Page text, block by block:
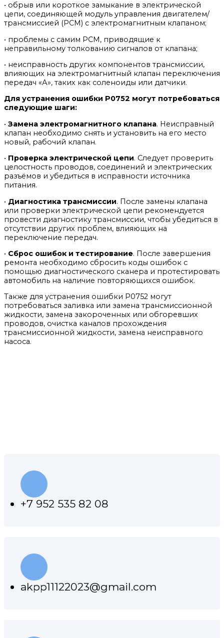
• обрыв или короткое замыкание в электрической
цепи, соединяющей модуль управления двигателем/
трансмиссией (PCM) с электромагнитным клапаном;
• проблемы с самим PCM, приводящие к
неправильному толкованию сигналов от клапана;
• неисправность других компонентов трансмиссии,
влияющих на электромагнитный клапан переключения
передач «А», таких как соленоиды или датчики.
Для устранения ошибки P0752 могут потребоваться
следующие шаги:
• Замена электромагнитного клапана. Неисправный
клапан необходимо снять и установить на его место
новый, рабочий клапан.
• Проверка электрической цепи. Следует проверить
целостность проводов, соединений и электрических
разъёмов и убедиться в исправности источника
питания.
• Диагностика трансмиссии. После замены клапана
или проверки электрической цепи рекомендуется
провести диагностику трансмиссии, чтобы убедиться в
отсутствии других проблем, влияющих на
переключение передач.
• Сброс ошибок и тестирование. После завершения
ремонта необходимо сбросить коды ошибок с
помощью диагностического сканера и протестировать
автомобиль на наличие повторяющихся ошибок.
Также для устранения ошибки P0752 могут
потребоваться заливка или замена трансмиссионной
жидкости, замена закороченных или обгоревших
проводов, очистка каналов прохождения
трансмиссионной жидкости, замена неисправного
насоса.
+7 952 535 82 08
akpp11122023@gmail.com